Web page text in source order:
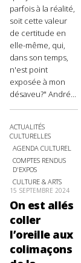
parfois à la réalité,
soit cette valeur
de certitude en
elle-même, qui,
dans son temps,
n'est point
exposée à mon
désaveu?" André...
ACTUALITÉS
CULTURELLES
AGENDA CULTUREL
COMPTES RENDUS
D'EXPOS
CULTURE & ARTS
15 SEPTEMBRE 2024
On est allés
coller
l’oreille aux
colimaçons